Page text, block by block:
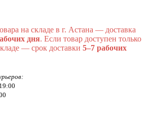
на складе в г. Астана — доставка
дня. Если товар доступен только
— срок доставки 5–7 рабочих